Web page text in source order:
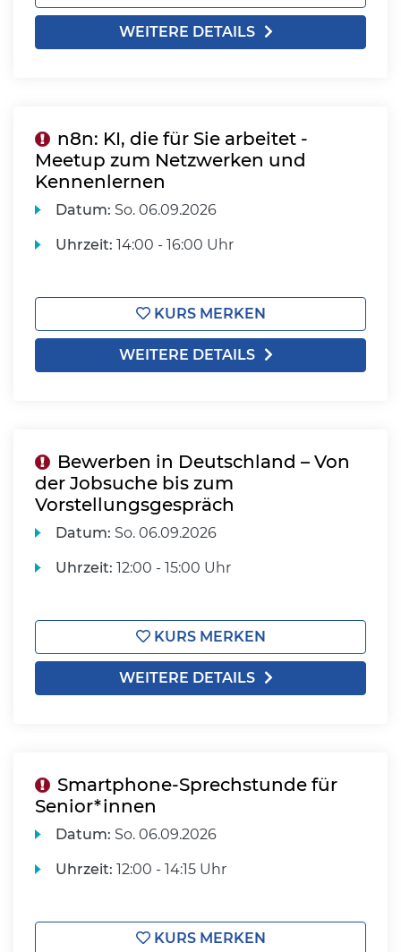
WEITERE DETAILS
n8n: KI, die für Sie arbeitet -
Meetup zum Netzwerken und
Kennenlernen
Datum: So. 06.09.2026
Uhrzeit: 14:00 - 16:00 Uhr
KURS MERKEN
WEITERE DETAILS
Bewerben in Deutschland – Von
der Jobsuche bis zum
Vorstellungsgespräch
Datum: So. 06.09.2026
Uhrzeit: 12:00 - 15:00 Uhr
KURS MERKEN
WEITERE DETAILS
Smartphone-Sprechstunde für
Senior*innen
Datum: So. 06.09.2026
Uhrzeit: 12:00 - 14:15 Uhr
KURS MERKEN